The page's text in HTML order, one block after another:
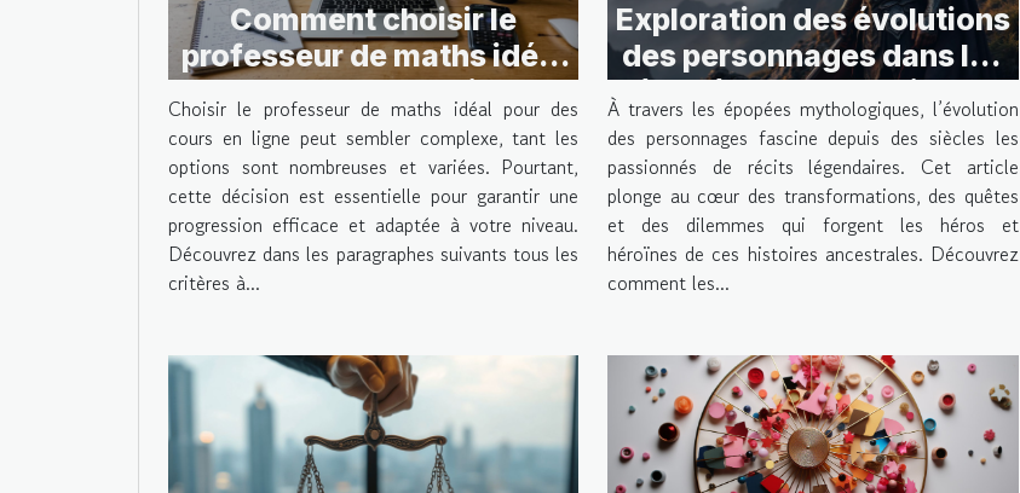
Comment choisir le
professeur de maths idéal
pour des cours en ligne ?
Choisir le professeur de maths idéal pour des
cours en ligne peut sembler complexe, tant les
options sont nombreuses et variées. Pourtant,
cette décision est essentielle pour garantir une
progression efficace et adaptée à votre niveau.
Découvrez dans les paragraphes suivants tous les
critères à...
Exploration des évolutions
des personnages dans les
épopées mythologiques
À travers les épopées mythologiques, l’évolution
des personnages fascine depuis des siècles les
passionnés de récits légendaires. Cet article
plonge au cœur des transformations, des quêtes
et des dilemmes qui forgent les héros et
héroïnes de ces histoires ancestrales. Découvrez
comment les...